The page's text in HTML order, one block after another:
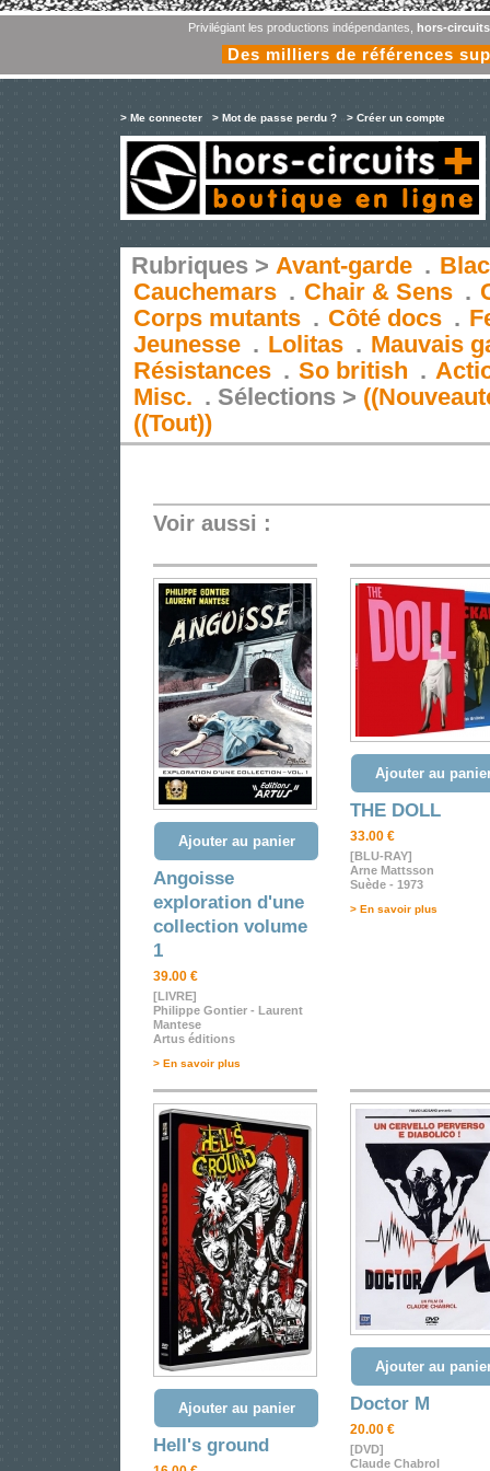
Privilégiant les productions indépendantes, hors-
Des milliers de références
> Me connecter > Mot de passe perdu ? > Créer un compte
Rubriques > Avant-garde .
Cauchemars . Chair & Sens .
Corps mutants . Côté docs .
Jeunesse . Lolitas . Mauvais
Résistances . So british .
Misc. . Sélections >
((Tout))
Voir aussi :
Ajouter au panier
Angoisse
exploration d'une
collection volume
1
39.00 €
[LIVRE]
Philippe Gontier - Laurent
Mantese
Artus éditions
> En savoir plus
Ajouter au
THE DOLL
33.00 €
[BLU-RAY]
Arne Mattsson
Suède - 1973
> En savoir plus
Ajouter au panier
Hell's ground
Ajouter au
Doctor M
20.00 €
[DVD]
Claude Chabrol